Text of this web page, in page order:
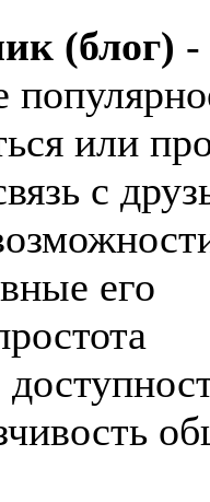
(блог) -
или
с
его